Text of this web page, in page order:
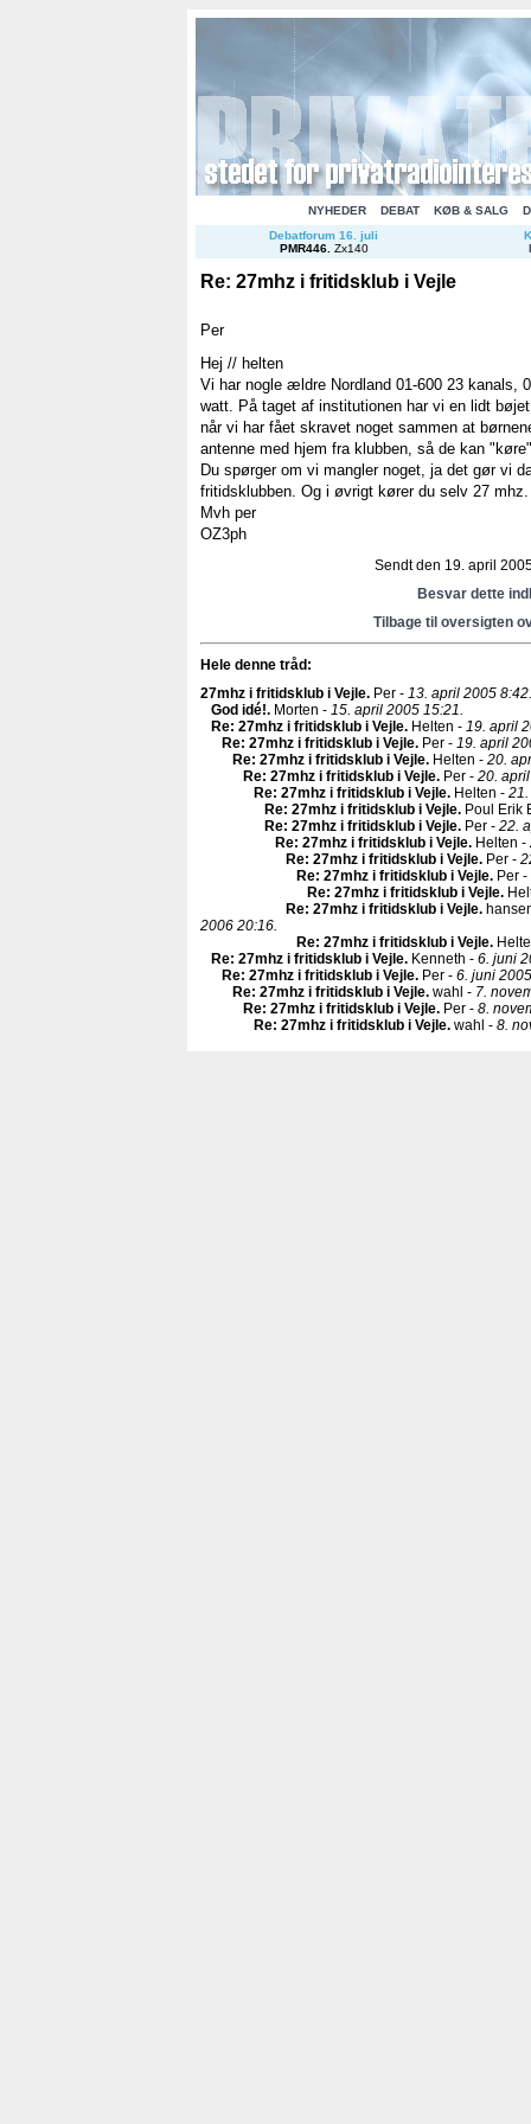
NYHEDER DEBAT KØB & SALG
Debatforum 16. juli
PMR446. Zx140
Re: 27mhz i fritidsklub i Vejle
Per
Hej // helten
Vi har nogle ældre Nordland 01-600 23 kanals,
watt. På taget af institutionen har vi en lidt
når vi har fået skravet noget sammen at
antenne med hjem fra klubben, så de kan
Du spørger om vi mangler noget, ja det gør vi
fritidsklubben. Og i øvrigt kører du selv 27 mhz.
Mvh per
OZ3ph
Sendt den 19. april
Besvar dette
Tilbage til oversigten
Hele denne tråd:
27mhz i fritidsklub i Vejle. Per - 13. april 2005 8:42.
God idé!. Morten - 15. april 2005 15:21.
Re: 27mhz i fritidsklub i Vejle. Helten - 19. april
Re: 27mhz i fritidsklub i Vejle. Per - 19. april
Re: 27mhz i fritidsklub i Vejle. Helten - 20.
Re: 27mhz i fritidsklub i Vejle. Per - 20.
Re: 27mhz i fritidsklub i Vejle. Helten -
Re: 27mhz i fritidsklub i Vejle. Poul Erik
Re: 27mhz i fritidsklub i Vejle. Per - 22.
Re: 27mhz i fritidsklub i Vejle. Helten -
Re: 27mhz i fritidsklub i Vejle. Per -
Re: 27mhz i fritidsklub i Vejle. Per -
Re: 27mhz i fritidsklub i Vejle.
Re: 27mhz i fritidsklub i Vejle.
2006 20:16.
Re: 27mhz i fritidsklub i Vejle.
Re: 27mhz i fritidsklub i Vejle. Kenneth - 6. juni
Re: 27mhz i fritidsklub i Vejle. Per - 6. juni
Re: 27mhz i fritidsklub i Vejle. wahl - 7.
Re: 27mhz i fritidsklub i Vejle. Per - 8.
Re: 27mhz i fritidsklub i Vejle. wahl - 8.